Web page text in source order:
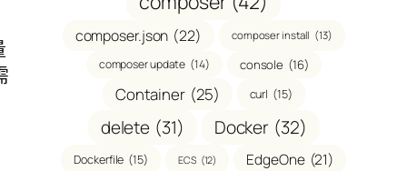
composer.json (22) composer install (13)
composer update (14) console (16)
Container (25) curl (15)
delete (31) Docker (32)
Dockerfile (15) ECS (12) EdgeOne (21)